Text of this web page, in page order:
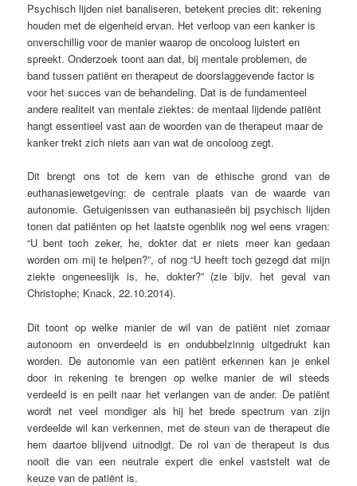
Psychisch lijden niet banaliseren, betekent precies dit: rekening
houden met de eigenheid ervan. Het verloop van een kanker is
onverschillig voor de manier waarop de oncoloog luistert en
spreekt. Onderzoek toont aan dat, bij mentale problemen, de
band tussen patiënt en therapeut de doorslaggevende factor is
voor het succes van de behandeling. Dat is de fundamenteel
andere realiteit van mentale ziektes: de mentaal lijdende patiënt
hangt essentieel vast aan de woorden van de therapeut maar de
kanker trekt zich niets aan van wat de oncoloog zegt.
Dit brengt ons tot de kern van de ethische grond van de
euthanasiewetgeving: de centrale plaats van de waarde van
autonomie. Getuigenissen van euthanasieën bij psychisch lijden
tonen dat patiënten op het laatste ogenblik nog wel eens vragen:
“U bent toch zeker, he, dokter dat er niets meer kan gedaan
worden om mij te helpen?”, of nog “U heeft toch gezegd dat mijn
ziekte ongeneeslijk is, he, dokter?” (zie bijv. het geval van
Christophe; Knack, 22.10.2014).
Dit toont op welke manier de wil van de patiënt niet zomaar
autonoom en onverdeeld is en ondubbelzinnig uitgedrukt kan
worden. De autonomie van een patiënt erkennen kan je enkel
door in rekening te brengen op welke manier de wil steeds
verdeeld is en peilt naar het verlangen van de ander. De patiënt
wordt net veel mondiger als hij het brede spectrum van zijn
verdeelde wil kan verkennen, met de steun van de therapeut die
hem daartoe blijvend uitnodigt. De rol van de therapeut is dus
nooit die van een neutrale expert die enkel vaststelt wat de
keuze van de patiënt is.